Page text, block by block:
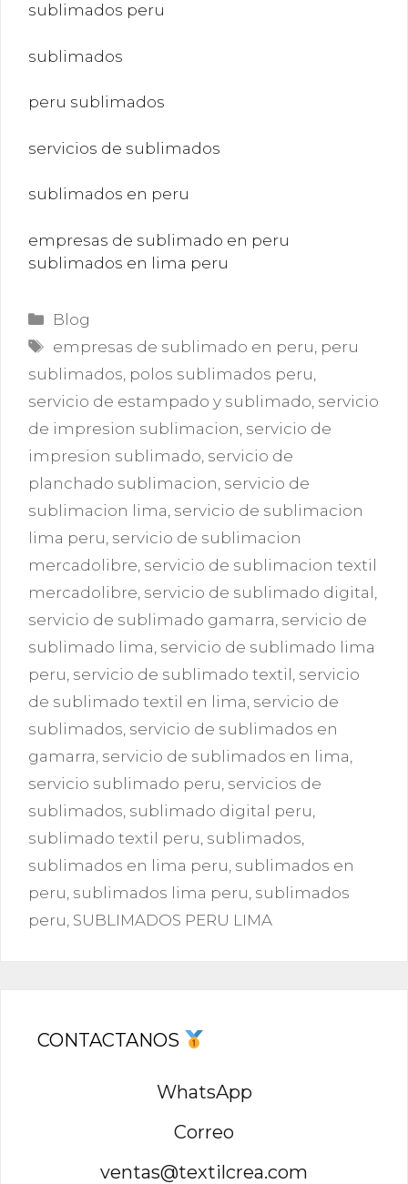
sublimados peru
sublimados
peru sublimados
servicios de sublimados
sublimados en peru
empresas de sublimado en peru
sublimados en lima peru
Categorías
Blog
Etiquetas
empresas de sublimado en peru peru
sublimados polos sublimados peru
servicio de estampado y sublimado servicio
de impresion sublimacion servicio de
impresion sublimado servicio de
planchado sublimacion servicio de
sublimacion lima servicio de sublimacion
lima peru servicio de sublimacion
mercadolibre servicio de sublimacion textil
mercadolibre servicio de sublimado digital
servicio de sublimado gamarra servicio de
sublimado lima servicio de sublimado lima
peru servicio de sublimado textil servicio
de sublimado textil en lima servicio de
sublimados servicio de sublimados en
gamarra servicio de sublimados en lima
servicio sublimado peru servicios de
sublimados sublimado digital peru
sublimado textil peru sublimados
sublimados en lima peru sublimados en
peru sublimados lima peru sublimados
peru SUBLIMADOS PERU LIMA
CONTACTANOS
WhatsApp
Correo
ventas@textilcrea.com